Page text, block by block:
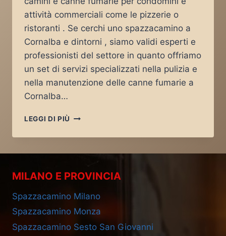
attività commerciali come le pizzerie o
ristoranti . Se cerchi uno spazzacamino a
Cornalba e dintorni , siamo validi esperti e
professionisti del settore in quanto offriamo
un set di servizi specializzati nella pulizia e
nella manutenzione delle canne fumarie a
Cornalba…
LEGGI DI PIÙ SPAZZACAMINO
MILANO E PROVINCIA
Spazzacamino Milano
Spazzacamino Monza
Spazzacamino Sesto San Giovanni